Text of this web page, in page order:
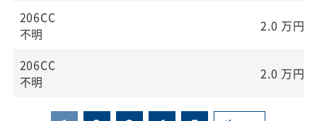
206CC
不明
2.0 万円
206CC
不明
2.0 万円